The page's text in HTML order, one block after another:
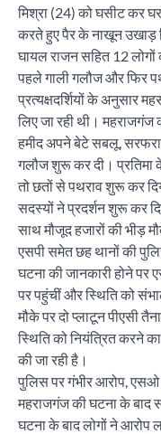
मिश्रा (24) को घसीट कर
करते हुए पैर के नाखून उखाड़
घायल राजन सहित 12
पहले गाली गलौज और फिर
प्रत्यक्षदर्शियों के अनुसार
लिए जा रही थी। महराजगंज
हमीद अपने बेटे सबलू,
गलौज शुरू कर दी। प्रतिमा
तो छतों से पथराव शुरू कर
सदस्यों ने प्रदर्शन शुरू कर
साथ मौजूद हजारों की भीड़
एसपी समेत छह थानों की
घटना की जानकारी होने पर
पर पहुंचीं और स्थिति को
मौके पर दो प्लाटून पीएसी
स्थिति को नियंत्रित करने
की जा रही है।
पुलिस पर गंभीर आरोप, एसओ
महराजगंज की घटना के बाद
घटना के बाद लोगों ने आरोप